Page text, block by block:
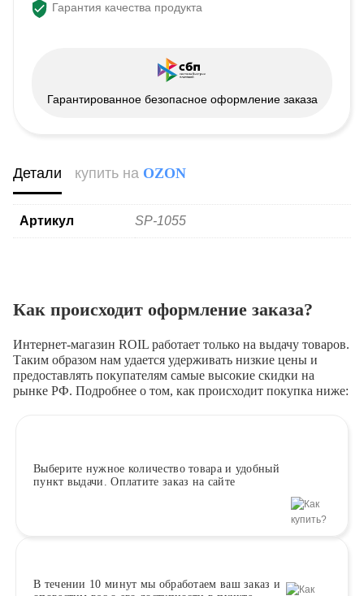
Гарантия качества продукта
Гарантированное безопасное оформление заказа
Детали купить на OZON
Артикул SP-1055
Как происходит оформление заказа?
Интернет-магазин ROIL работает только на выдачу товаров.
Таким образом нам удается удерживать низкие цены и
предоставлять покупателям самые высокие скидки на
рынке РФ. Подробнее о том, как происходит покупка ниже:
Выберите нужное количество товара и удобный
пункт выдачи. Оплатите заказ на сайте
В течении 10 минут мы обработаем ваш заказ и